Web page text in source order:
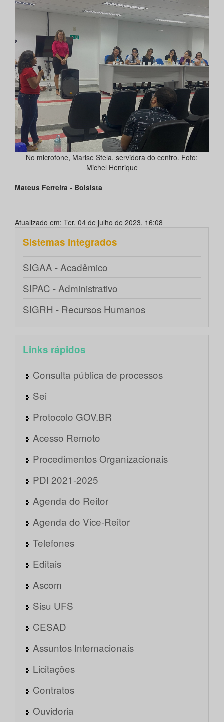
No microfone, Marise Stela, servidora do centro. Foto:
Michel Henrique
Mateus Ferreira - Bolsista
Atualizado em: Ter, 04 de julho de 2023, 16:08
Sistemas integrados
SIGAA - Acadêmico
SIPAC - Administrativo
SIGRH - Recursos Humanos
Links rápidos
Consulta pública de processos
Sei
Protocolo GOV.BR
Acesso Remoto
Procedimentos Organizacionais
PDI 2021-2025
Agenda do Reitor
Agenda do Vice-Reitor
Telefones
Editais
Ascom
Sisu UFS
CESAD
Assuntos Internacionais
Licitações
Contratos
Ouvidoria